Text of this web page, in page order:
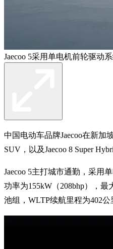
Jaecoo 5采用单电机前轮驱动
中国电动车品牌Jaecoo在新加
SUV，以及Jaecoo 8 Super
Jaecoo 5主打城市通勤，采用
功率为155kW（208bhp），最
池组，WLTP续航里程为402公